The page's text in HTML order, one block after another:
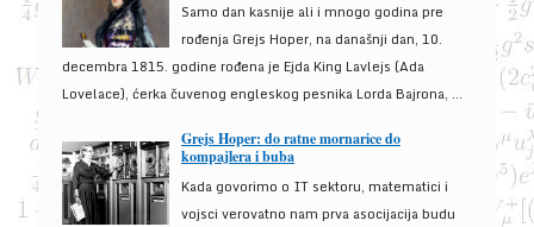
Samo dan kasnije ali i mnogo godina pre
rođenja Grejs Hoper, na današnji dan, 10.
decembra 1815. godine rođena je Ejda King Lavlejs (Ada
Lovelace), ćerka čuvenog engleskog pesnika Lorda Bajrona, ...
Grejs Hoper: do ratne mornarice do
kompajlera i buba
Kada govorimo o IT sektoru, matematici i
vojsci verovatno nam prva asocijacija budu